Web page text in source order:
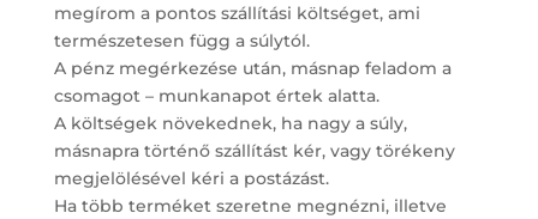
megírom a pontos szállítási költséget, ami
természetesen függ a súlytól.
A pénz megérkezése után, másnap feladom a
csomagot – munkanapot értek alatta.
A költségek növekednek, ha nagy a súly,
másnapra történő szállítást kér, vagy törékeny
megjelölésével kéri a postázást.
Ha több terméket szeretne megnézni, illetve